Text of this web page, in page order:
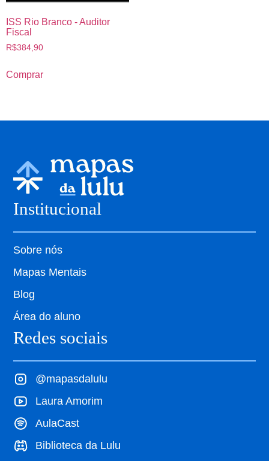
ISS Rio Branco - Auditor
Fiscal
R$384,90
Comprar
Institucional
Sobre nós
Mapas Mentais
Blog
Área do aluno
Redes sociais
@mapasdalulu
Laura Amorim
AulaCast
Biblioteca da Lulu